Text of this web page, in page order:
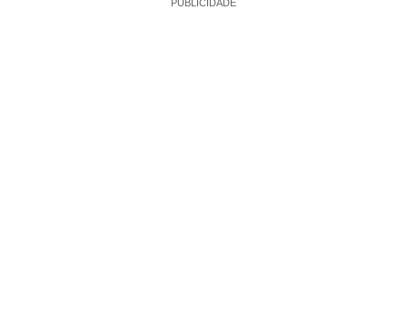
PUBLICIDADE